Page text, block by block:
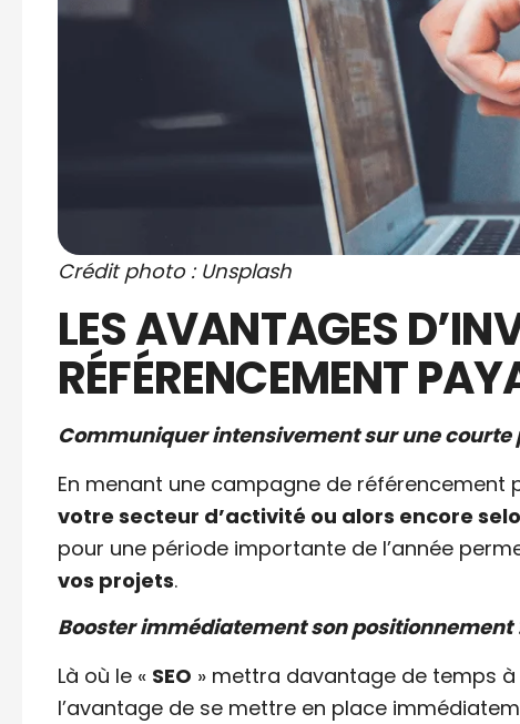
Crédit photo : Unsplash
LES AVANTAGES
RÉFÉRENCEMENT
Communiquer intensivement sur une courte
En menant une campagne de référencement
votre secteur d’activité ou alors encore
pour une période importante de l’année
vos projets.
Booster immédiatement son positionnement
Là où le « SEO » mettra davantage de temps
l’avantage de se mettre en place